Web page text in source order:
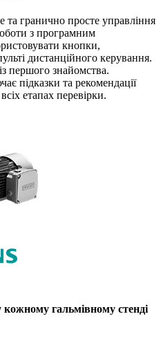
та гранично просте управління
з програмним
кнопки,
дистанційного керування.
першого знайомства.
підказки та рекомендації
етапах перевірки.
гальмівному стенді